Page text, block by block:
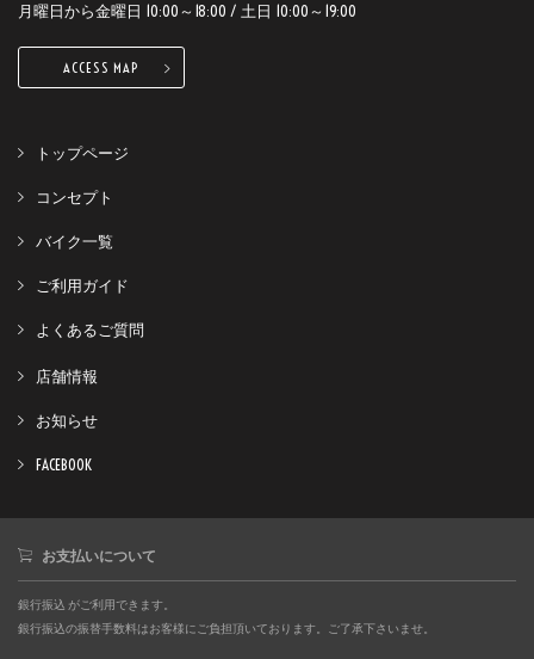
月曜日から金曜日 10:00～18:00 / 土日 10:00～19:00
ACCESS MAP
トップページ
コンセプト
バイク一覧
ご利用ガイド
よくあるご質問
店舗情報
お知らせ
FACEBOOK
お支払いについて
銀行振込 がご利用できます。
銀行振込の振替手数料はお客様にご負担頂いております。ご了承下さいませ。